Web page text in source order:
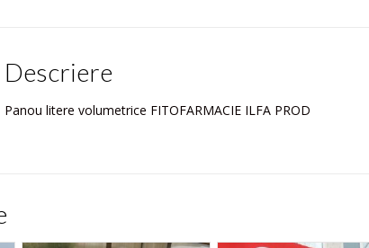
Descriere
Panou litere volumetrice FITOFARMACIE ILFA PROD